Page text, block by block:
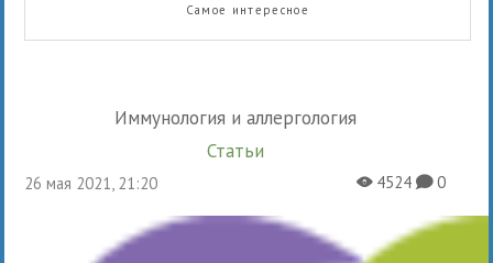
Самое интересное
Иммунология и аллергология
Статьи
26 мая 2021, 21:20 X4524K0